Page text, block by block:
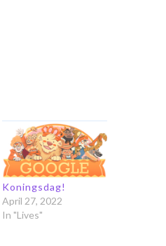
Koningsdag!
April 27, 2022
In "Lives"